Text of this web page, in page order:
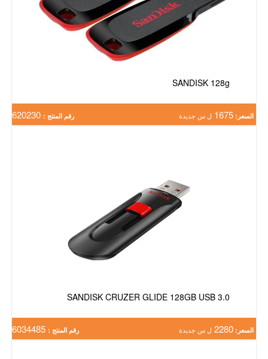
SANDISK 128g
السعر: 1675 ل س جديدة رقم المنتج :
SANDISK CRUZER GLIDE 128GB USB 3.0
السعر: 2280 ل س جديدة رقم المنتج :